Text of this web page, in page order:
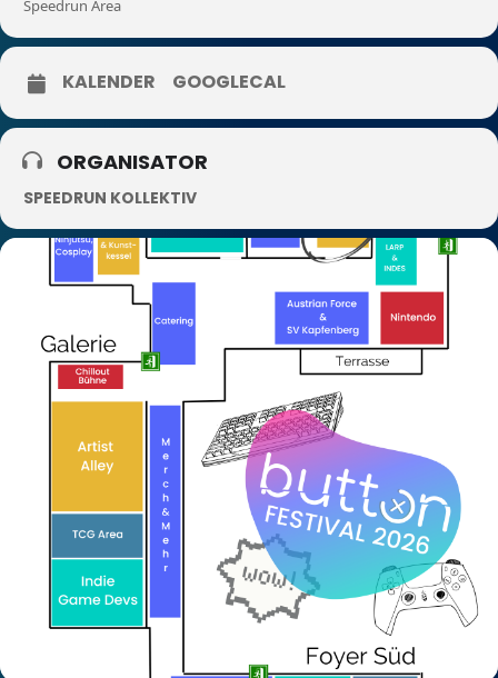
Speedrun Area
KALENDER GOOGLECAL
ORGANISATOR
SPEEDRUN KOLLEKTIV